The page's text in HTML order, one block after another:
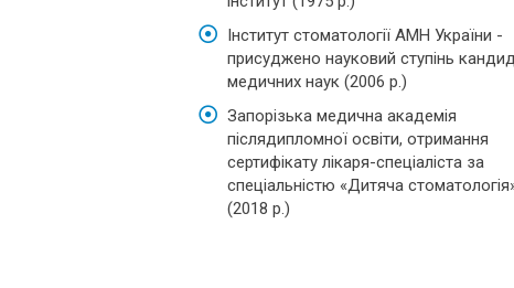
Інститут стоматології АМН України -
присуджено науковий ступінь
медичних наук (2006 р.)
Запорізька медична академія
післядипломної освіти, отримання
сертифікату лікаря-спеціаліста за
спеціальністю «Дитяча
(2018 р.)